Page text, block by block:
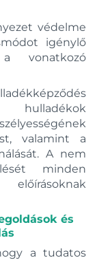
védelme
igénylő
vonatkozó
valamint a
A nem
minden
és
a tudatos